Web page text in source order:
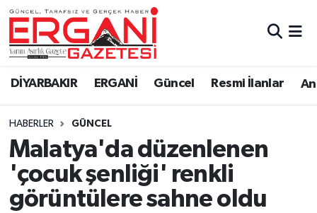
DİYARBAKIR ERGANİ Güncel Resmi İlanlar
HABERLER GÜNCEL
Malatya'da düzenlenen
'çocuk şenliği' renkli
görüntülere sahne oldu
DİYARBAKIR
BİSMİL
BAĞLAR
ERGANİ
Güncel
Eği̇ti̇m
Resmi İlanlar
Ergani Nöbetçi Eczaneler
Ergani Hava Durumu
Ergani Trafik Yoğunluk Haritası
Süper Lig Puan Durumu ve Fikstür
Tüm Manşetler